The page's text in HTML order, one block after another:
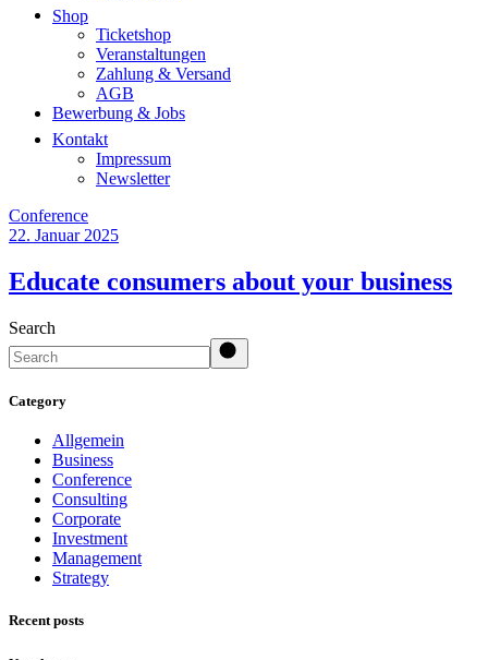
Shop
Ticketshop
Veranstaltungen
Zahlung & Versand
AGB
Bewerbung & Jobs
Kontakt
Impressum
Newsletter
Conference
22. Januar 2025
Educate consumers about your business
Search
Category
Allgemein
Business
Conference
Consulting
Corporate
Investment
Management
Strategy
Recent posts